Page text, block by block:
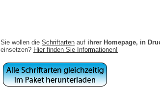
Sie wollen die Schriftarten auf ihrer Homepage, in
einsetzen? Hier finden Sie Informationen!